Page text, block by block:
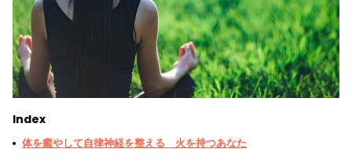
Index
体を癒やして自律神経を整える 火を持つあなた